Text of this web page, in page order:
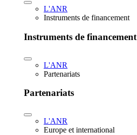
L'ANR
Instruments de financement
Instruments de financement
L'ANR
Partenariats
Partenariats
L'ANR
Europe et international